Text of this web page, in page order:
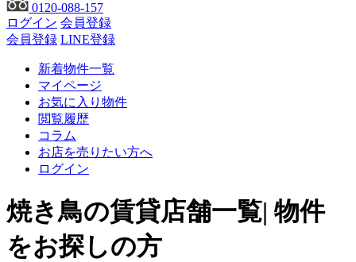
0120-088-157
ログイン 会員登録
会員登録 LINE登録
新着物件一覧
マイページ
お気に入り物件
閲覧履歴
コラム
お店を売りたい方へ
ログイン
焼き鳥の賃貸店舗一覧| 物件
をお探しの方